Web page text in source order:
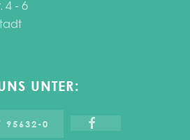
4 - 6
UNTER:
95632-0